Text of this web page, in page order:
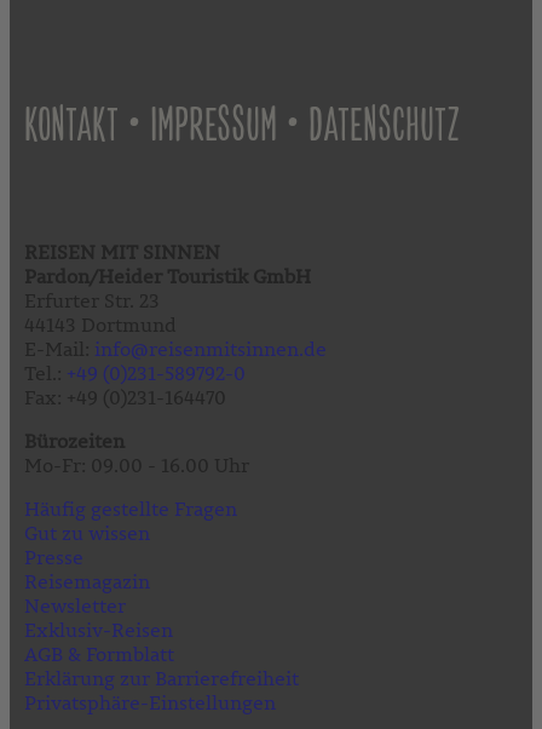
KONTAKT • IMPRESSUM • DATENSCHUTZ
info@reisenmitsinnen.de
+49 (0)231-589792-0
Häufig gestellte Fragen
Gut zu wissen
Presse
Reisemagazin
Newsletter
Exklusiv-Reisen
AGB & Formblatt
Erklärung zur Barrierefreiheit
Privatsphäre-Einstellungen